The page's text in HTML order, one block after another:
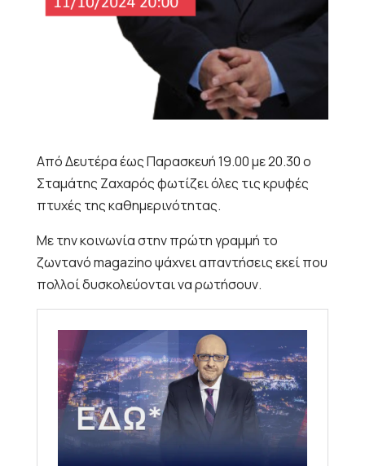
Από Δευτέρα έως Παρασκευή 19.00 με 20.30 ο
Σταμάτης Ζαχαρός φωτίζει όλες τις κρυφές
πτυχές της καθημερινότητας.
Με την κοινωνία στην πρώτη γραμμή το
ζωντανό magazino ψάχνει απαντήσεις εκεί που
πολλοί δυσκολεύονται να ρωτήσουν.